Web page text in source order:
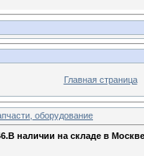
Главная страница
оборудование
наличии на складе в